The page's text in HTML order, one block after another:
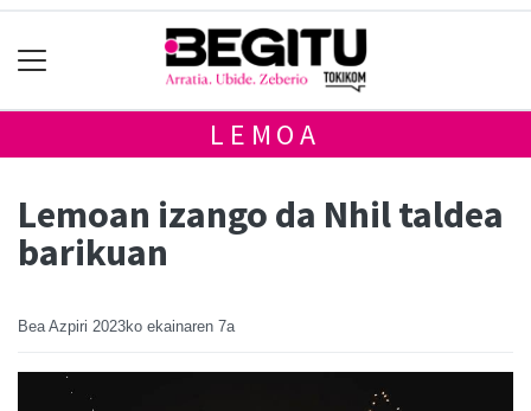
LEMOA
Lemoan izango da Nhil taldea
barikuan
Bea Azpiri 2023ko ekainaren 7a